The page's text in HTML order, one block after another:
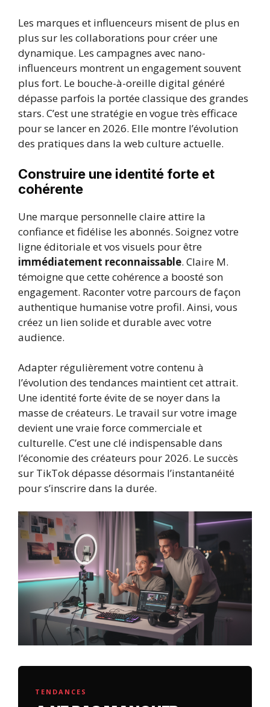
Les marques et influenceurs misent de plus en
plus sur les collaborations pour créer une
dynamique. Les campagnes avec nano-
influenceurs montrent un engagement souvent
plus fort. Le bouche-à-oreille digital généré
dépasse parfois la portée classique des grandes
stars. C’est une stratégie en vogue très efficace
pour se lancer en 2026. Elle montre l’évolution
des pratiques dans la web culture actuelle.
Construire une identité forte et
cohérente
Une marque personnelle claire attire la
confiance et fidélise les abonnés. Soignez votre
ligne éditoriale et vos visuels pour être
immédiatement reconnaissable. Claire M.
témoigne que cette cohérence a boosté son
engagement. Raconter votre parcours de façon
authentique humanise votre profil. Ainsi, vous
créez un lien solide et durable avec votre
audience.
Adapter régulièrement votre contenu à
l’évolution des tendances maintient cet attrait.
Une identité forte évite de se noyer dans la
masse de créateurs. Le travail sur votre image
devient une vraie force commerciale et
culturelle. C’est une clé indispensable dans
l’économie des créateurs pour 2026. Le succès
sur TikTok dépasse désormais l’instantanéité
pour s’inscrire dans la durée.
TENDANCES